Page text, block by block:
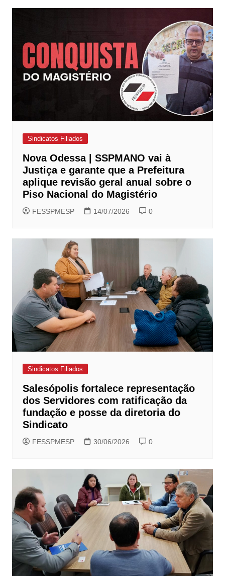
Sindicatos Filiados
Nova Odessa | SSPMANO vai à
Justiça e garante que a Prefeitura
aplique revisão geral anual sobre o
Piso Nacional do Magistério
FESSPMESP 14/07/2026 0
Sindicatos Filiados
Salesópolis fortalece representação
dos Servidores com ratificação da
fundação e posse da diretoria do
Sindicato
FESSPMESP 30/06/2026 0